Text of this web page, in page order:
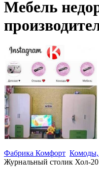
Мебель
Фабрика Комфорт Комоды,
Журнальный столик Хол-20